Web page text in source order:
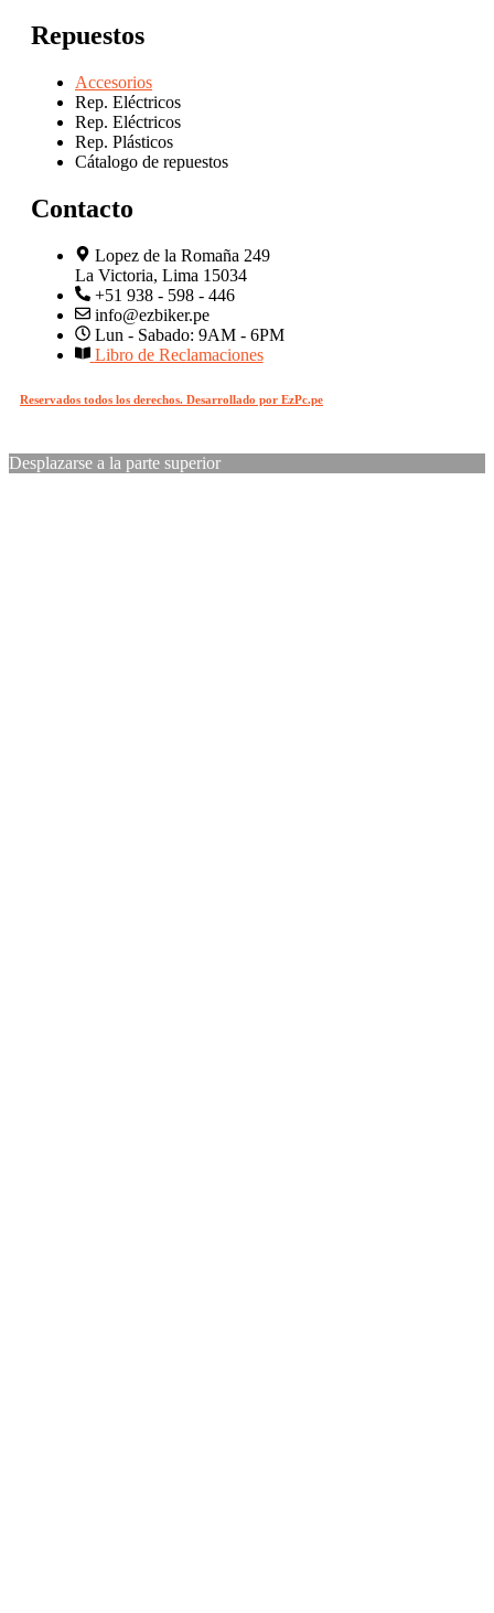
Repuestos
Accesorios
Rep. Eléctricos
Rep. Eléctricos
Rep. Plásticos
Cátalogo de repuestos
Contacto
Lopez de la Romaña 249
La Victoria, Lima 15034
+51 938 - 598 - 446
info@ezbiker.pe
Lun - Sabado: 9AM - 6PM
Libro de Reclamaciones
Reservados todos los derechos. Desarrollado por EzPc.pe
Desplazarse a la parte superior